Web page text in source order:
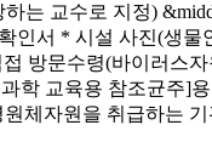
는 교수로 지정)
서 * 시설 사진(생
방문수령(바이러
학 교육용 참조균주
체자원을 취급하는